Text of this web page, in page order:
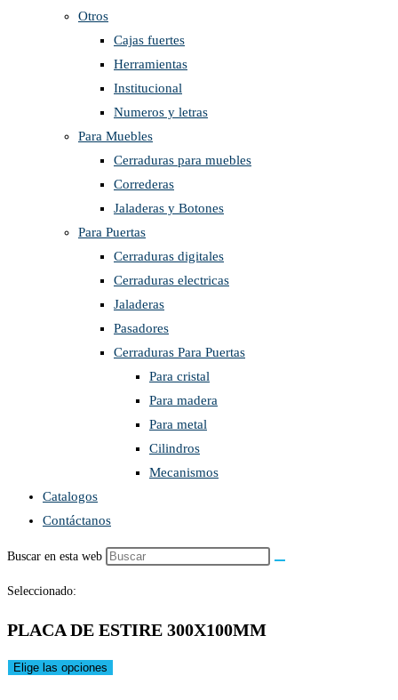
Otros
Cajas fuertes
Herramientas
Institucional
Numeros y letras
Para Muebles
Cerraduras para muebles
Correderas
Jaladeras y Botones
Para Puertas
Cerraduras digitales
Cerraduras electricas
Jaladeras
Pasadores
Cerraduras Para Puertas
Para cristal
Para madera
Para metal
Cilindros
Mecanismos
Catalogos
Contáctanos
Buscar en esta web
Seleccionado:
PLACA DE ESTIRE 300X100MM
Elige las opciones